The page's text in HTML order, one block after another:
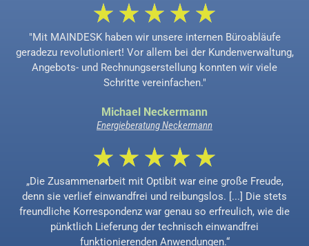
"Mit MAINDESK haben wir unsere internen Büroabläufe
geradezu revolutioniert! Vor allem bei der Kundenverwaltung,
Angebots- und Rechnungserstellung konnten wir viele
Schritte vereinfachen."
Michael Neckermann
Energieberatung Neckermann
„Die Zusammenarbeit mit Optibit war eine große Freude,
denn sie verlief einwandfrei und reibungslos. [...] Die stets
freundliche Korrespondenz war genau so erfreulich, wie die
pünktlich Lieferung der technisch einwandfrei
funktionierenden Anwendungen.“